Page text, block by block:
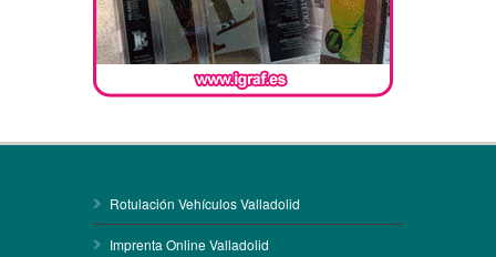
Rotulación Vehículos Valladolid
Imprenta Online Valladolid